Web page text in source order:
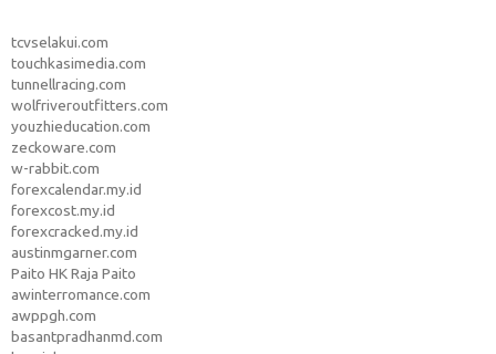
tcvselakui.com
touchkasimedia.com
tunnellracing.com
wolfriveroutfitters.com
youzhieducation.com
zeckoware.com
w-rabbit.com
forexcalendar.my.id
forexcost.my.id
forexcracked.my.id
austinmgarner.com
Paito HK Raja Paito
awinterromance.com
awppgh.com
basantpradhanmd.com